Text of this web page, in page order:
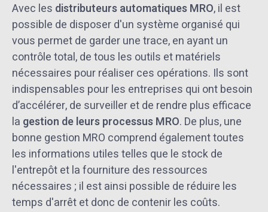
Avec les distributeurs automatiques MRO, il est
possible de disposer d'un système organisé qui
vous permet de garder une trace, en ayant un
contrôle total, de tous les outils et matériels
nécessaires pour réaliser ces opérations. Ils sont
indispensables pour les entreprises qui ont besoin
d’accélérer, de surveiller et de rendre plus efficace
la gestion de leurs processus MRO. De plus, une
bonne gestion MRO comprend également toutes
les informations utiles telles que le stock de
l'entrepôt et la fourniture des ressources
nécessaires ; il est ainsi possible de réduire les
temps d'arrêt et donc de contenir les coûts.